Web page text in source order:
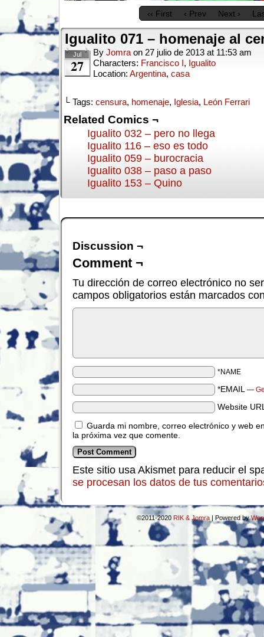
‹‹ First ‹ Prev Next ›
Igualito 071 – homenaje al
Jul
27
By Jomra on 27 julio de 2013 at 11:53 am
Characters: Francisco I, Igualito
Location: Argentina, casa
└ Tags: censura, homenaje, Iglesia, León Ferrari
Related Comics ¬
Igualito 032 – pero no llega
Igualito 116 – eso es todo
Igualito 059 – burocracia
Igualito 038 – paso a paso
Igualito 153 – Quino
Discussion ¬
Comment ¬
Tu dirección de correo electrónico no
campos obligatorios están marcados
*NAME
*EMAIL —
Website
Guarda mi nombre, correo electrónico y web
la próxima vez que comente.
Este sitio usa Akismet para reducir el
se procesan los datos de tus
©2011-2020 RIK & Jomra | Powered by